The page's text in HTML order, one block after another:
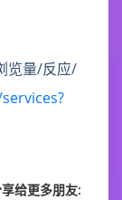
览量/反应/
给更多朋友: